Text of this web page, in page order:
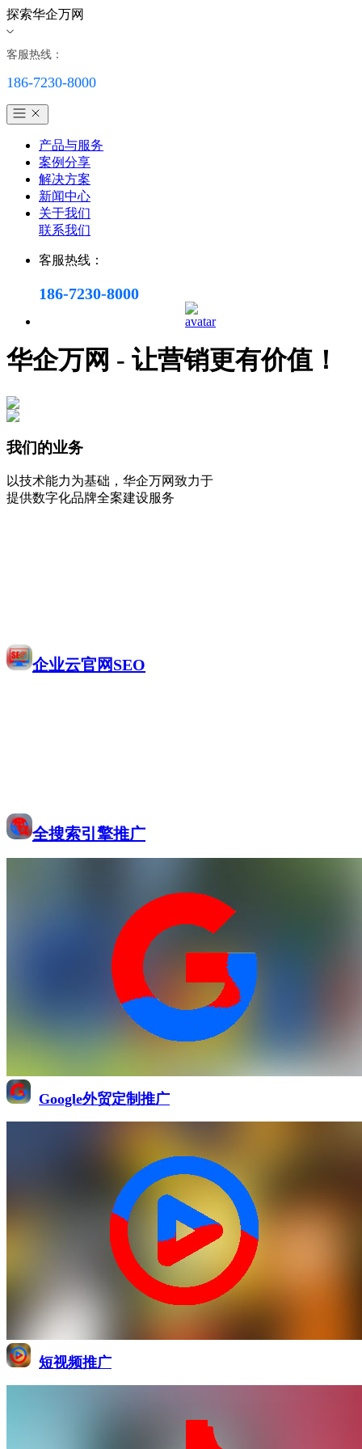
探索华企万网
客服热线：
186-7230-8000
产品与服务
案例分享
解决方案
新闻中心
关于我们
联系我们
客服热线：
186-7230-8000
华企万网 - 让营销更有价值！
我们的业务
以技术能力为基础，华企万网致力于
提供数字化品牌全案建设服务
企业云官网SEO
全搜索引擎推广
Google外贸定制推广
短视频推广